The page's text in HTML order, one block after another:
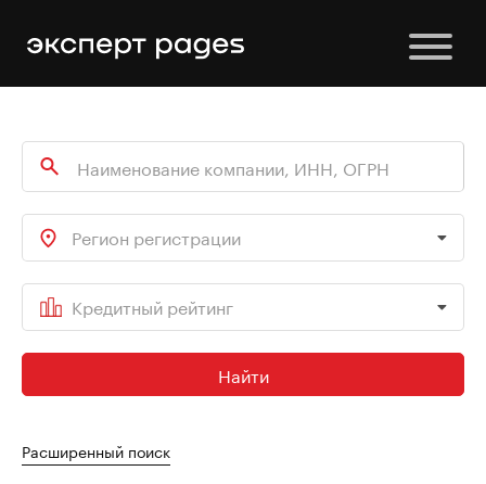
Регион регистрации
Кредитный рейтинг
Найти
Расширенный поиск